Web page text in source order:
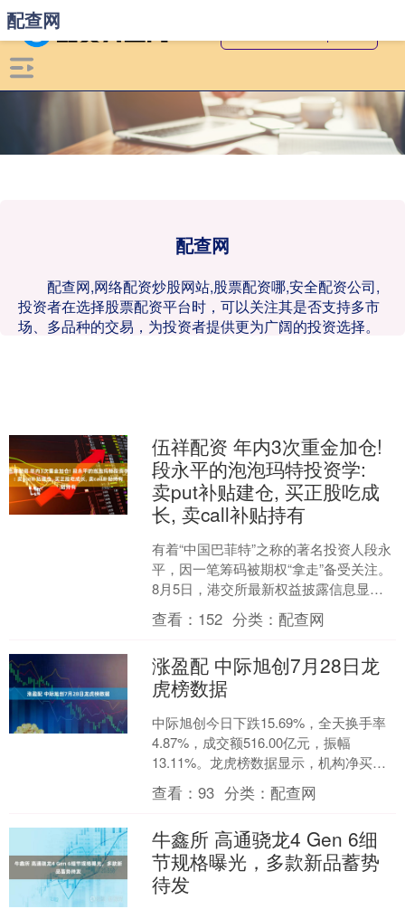
配查网
配查网,网络配资炒股网站,股票配资哪,安全配资公司,
投资者在选择股票配资平台时，可以关注其是否支持多市
场、多品种的交易，为投资者提供更为广阔的投资选择。
配查网
伍祥配资 年内3次重金加仓!
段永平的泡泡玛特投资学:
卖put补贴建仓, 买正股吃成
长, 卖call补贴持有
有着“中国巴菲特”之称的著名投资人段永
平，因一笔筹码被期权“拿走”备受关注。
8月5日，港交所最新权益披露信息显
示，段永平旗下HH”）于7月30日对泡泡
玛特（0....
查看： 152 分类：配查网
涨盈配 中际旭创7月28日龙
虎榜数据
中际旭创今日下跌15.69%，全天换手率
4.87%，成交额516.00亿元，振幅
13.11%。龙虎榜数据显示，机构净买入
11.48亿元，深股通净买入10.28亿....
查看：93 分类：配查网
牛鑫所 高通骁龙4 Gen 6细
节规格曝光，多款新品蓄势
待发